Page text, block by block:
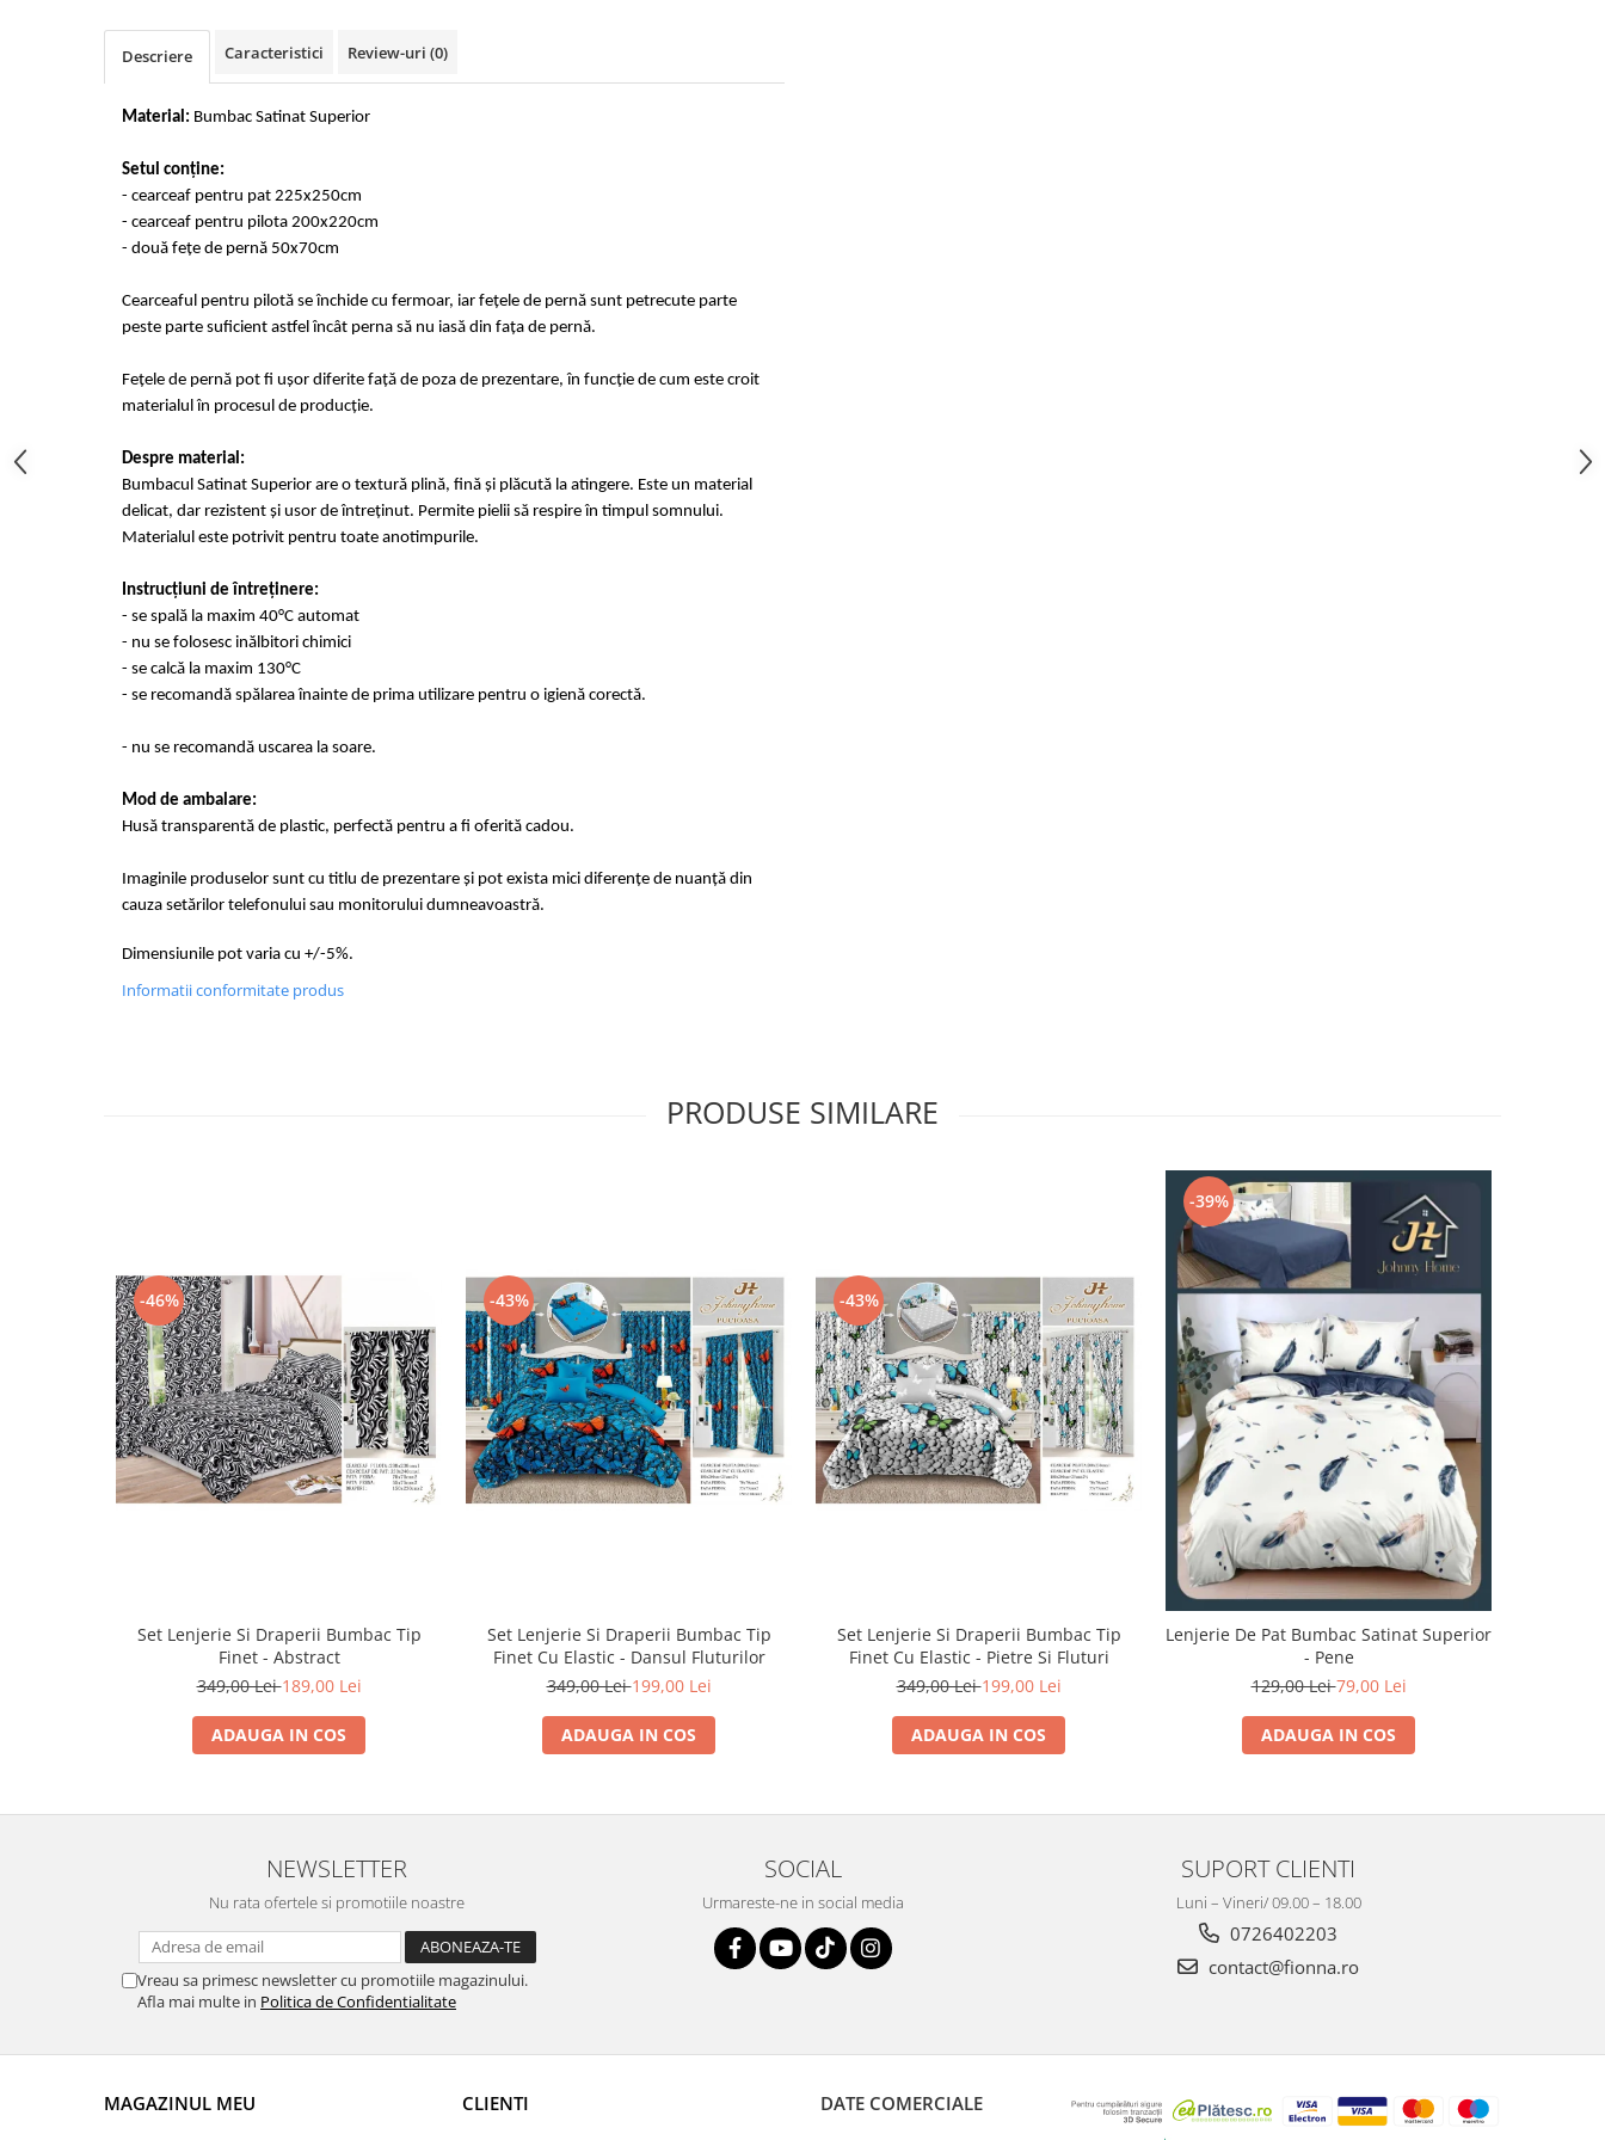
Cearceaf normal 6 piese
Lenjerii Catifea
Cearceaf cu elastic
Lenjerii Pufoase Fluffy/ Rabbit
Bumbac Neted Nesatinat
Bumbac 100% Poplin Hobby
Bumbac 100%
Lenjerii Satin Premium
Lenjerii Matase
Lenjerii pentru PASTE
Set Lenjerie + Draperii Pat Dublu
Huse De Pat Tricotate 180x200cm
Huse Impermeabile
Huse Impermeabile 160x200cm
Descriere Caracteristici Review-uri (0)
Material: Bumbac Satinat Superior
Setul conține:
- cearceaf pentru pat 225x250cm
- cearceaf pentru pilota 200x220cm
- două fețe de pernă 50x70cm
Cearceaful pentru pilotă se închide cu fermoar, iar fețele de pernă sunt petrecute parte
peste parte suficient astfel încât perna să nu iasă din fața de pernă.
Fețele de pernă pot fi ușor diferite față de poza de prezentare, în funcție de cum este croit
materialul în procesul de producție.
Despre material:
Bumbacul Satinat Superior are o textură plină, fină și plăcută la atingere. Este un material
delicat, dar rezistent și usor de întreținut. Permite pielii să respire în timpul somnului.
Materialul este potrivit pentru toate anotimpurile.
Instrucțiuni de întreținere:
- se spală la maxim 40°C automat
- nu se folosesc inălbitori chimici
- se calcă la maxim 130°C
- se recomandă spălarea înainte de prima utilizare pentru o igienă corectă.
- nu se recomandă uscarea la soare.
Mod de ambalare:
Husă transparentă de plastic, perfectă pentru a fi oferită cadou.
Imaginile produselor sunt cu titlu de prezentare și pot exista mici diferențe de nuanță din
cauza setărilor telefonului sau monitorului dumneavoastră.
Dimensiunile pot varia cu +/-5%.
Informatii conformitate produs
PRODUSE SIMILARE
-46%
Set Lenjerie Si Draperii Bumbac Tip
Finet - Abstract
349,00 Lei189,00 Lei
ADAUGA IN COS
-43%
Set Lenjerie Si Draperii Bumbac Tip
Finet Cu Elastic - Dansul Fluturilor
349,00 Lei199,00 Lei
ADAUGA IN COS
-43%
Set Lenjerie Si Draperii Bumbac Tip
Finet Cu Elastic - Pietre Si Fluturi
349,00 Lei199,00 Lei
ADAUGA IN COS
-39%
Lenjerie De Pat Bumbac Satinat Superior
- Pene
129,00 Lei79,00 Lei
ADAUGA IN COS
NEWSLETTER
Nu rata ofertele si promotiile noastre
Vreau sa primesc newsletter cu promotiile magazinului.
Afla mai multe in Politica de Confidentialitate
SOCIAL
Urmareste-ne in social media
SUPORT CLIENTI
Luni – Vineri/ 09.00 – 18.00
0726402203
contact@fionna.ro
MAGAZINUL MEU CLIENTI DATE COMERCIALE